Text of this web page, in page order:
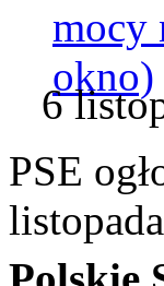
mocy
okno)
6
PSE